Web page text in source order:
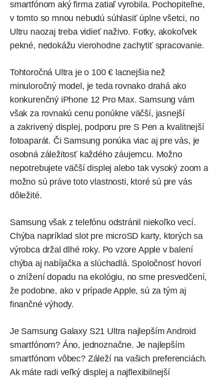
smartfónom aký firma zatiaľ vyrobila. Pochopiteľne,
v tomto so mnou nebudú súhlasiť úplne všetci, no
Ultru naozaj treba vidieť naživo. Fotky, akokoľvek
pekné, nedokážu vierohodne zachytiť spracovanie.
Tohtoročná Ultra je o 100 € lacnejšia než
minuloročný model, je teda rovnako drahá ako
konkurenčný iPhone 12 Pro Max. Samsung vám
však za rovnakú cenu ponúkne väčší, jasnejší
a zakrivený displej, podporu pre S Pen a kvalitnejší
fotoaparát. Či Samsung ponúka viac aj pre vás, je
osobná záležitosť každého záujemcu. Možno
nepotrebujete väčší displej alebo tak vysoký zoom a
možno sú práve toto vlastnosti, ktoré sú pre vás
dôležité.
Samsung však z telefónu odstránil niekoľko vecí.
Chýba napríklad slot pre microSD karty, ktorých sa
výrobca držal dlhé roky. Po vzore Apple v balení
chýba aj nabíjačka a slúchadlá. Spoločnosť hovorí
o znížení dopadu na ekológiu, no sme presvedčení,
že podobne, ako v prípade Apple, sú za tým aj
finančné výhody.
Je Samsung Galaxy S21 Ultra najlepším Android
smartfónom? Áno, jednoznačne. Je najlepším
smartfónom vôbec? Záleží na vašich preferenciách.
Ak máte radi veľký displej a najflexibilnejší